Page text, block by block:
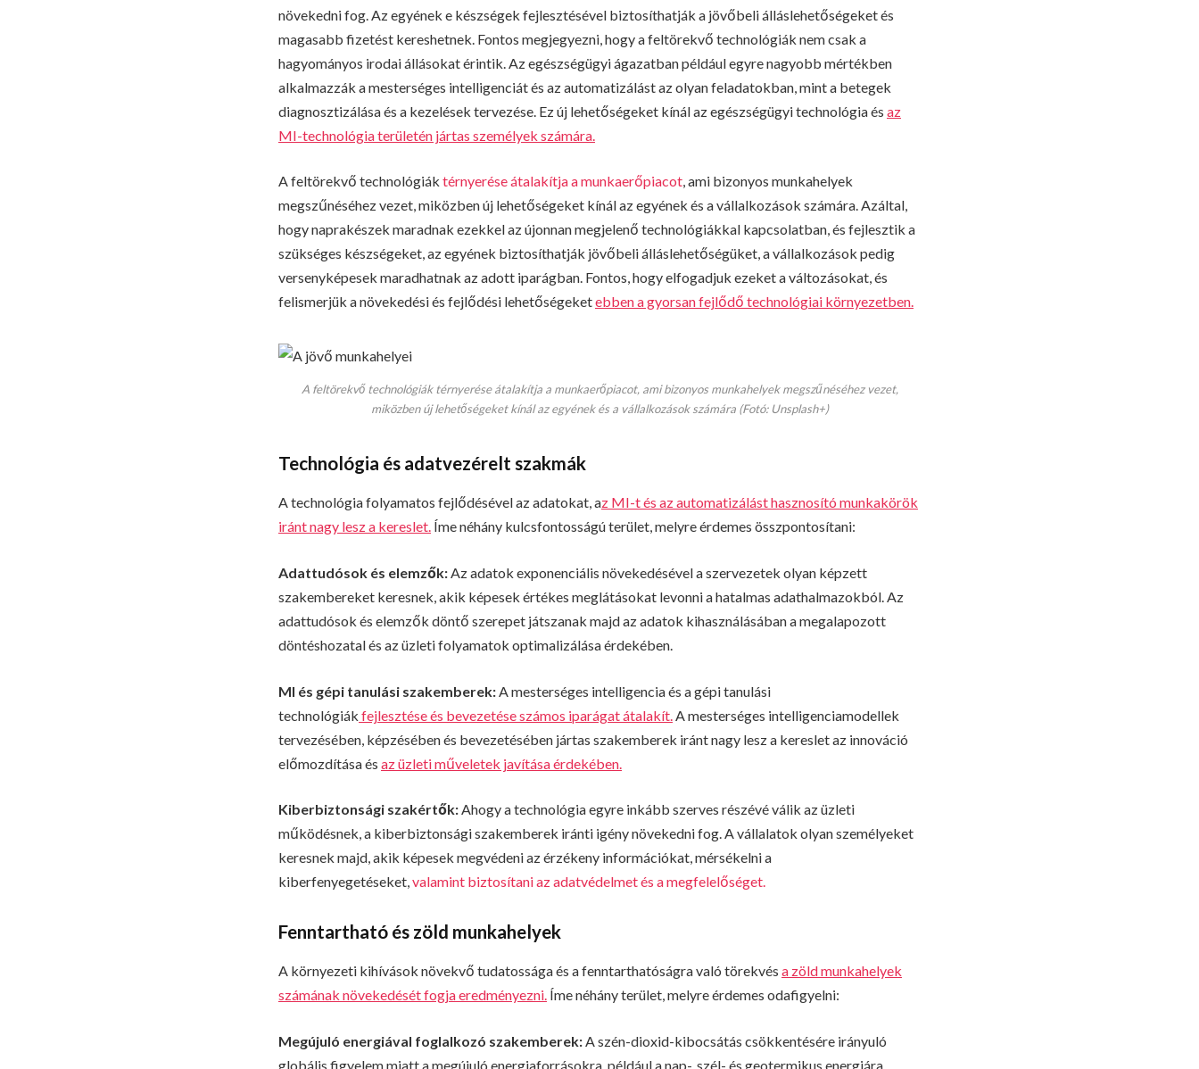
növekedni fog. Az egyének e készségek fejlesztésével biztosíthatják a jövőbeli álláslehetőségeket és
magasabb fizetést kereshetnek. Fontos megjegyezni, hogy a feltörekvő technológiák nem csak a
hagyományos irodai állásokat érintik. Az egészségügyi ágazatban például egyre nagyobb mértékben
alkalmazzák a mesterséges intelligenciát és az automatizálást az olyan feladatokban, mint a betegek
diagnosztizálása és a kezelések tervezése. Ez új lehetőségeket kínál az egészségügyi technológia és az
MI-technológia területén jártas személyek számára.
A feltörekvő technológiák térnyerése átalakítja a munkaerőpiacot, ami bizonyos munkahelyek
megszűnéséhez vezet, miközben új lehetőségeket kínál az egyének és a vállalkozások számára. Azáltal,
hogy naprakészek maradnak ezekkel az újonnan megjelenő technológiákkal kapcsolatban, és fejlesztik a
szükséges készségeket, az egyének biztosíthatják jövőbeli álláslehetőségüket, a vállalkozások pedig
versenyképesek maradhatnak az adott iparágban. Fontos, hogy elfogadjuk ezeket a változásokat, és
felismerjük a növekedési és fejlődési lehetőségeketebben a gyorsan fejlődő technológiai környezetben.
A feltörekvő technológiák térnyerése átalakítja a munkaerőpiacot, ami bizonyos munkahelyek megszűnéséhez vezet,
miközben új lehetőségeket kínál az egyének és a vállalkozások számára (Fotó: Unsplash+)
Technológia és adatvezérelt szakmák
A technológia folyamatos fejlődésével az adatokat, az MI-t és az automatizálást hasznosító munkakörök
iránt nagy lesz a kereslet. Íme néhány kulcsfontosságú terület, melyre érdemes összpontosítani:
Adattudósok és elemzők:Az adatok exponenciális növekedésével a szervezetek olyan képzett
szakembereket keresnek, akik képesek értékes meglátásokat levonni a hatalmas adathalmazokból. Az
adattudósok és elemzők döntő szerepet játszanak majd az adatok kihasználásában a megalapozott
döntéshozatal és az üzleti folyamatok optimalizálása érdekében.
MI és gépi tanulási szakemberek: A mesterséges intelligencia és a gépi tanulási
technológiák fejlesztése és bevezetése számos iparágat átalakít. A mesterséges intelligenciamodellek
tervezésében, képzésében és bevezetésében jártas szakemberek iránt nagy lesz a kereslet az innováció
előmozdítása és az üzleti műveletek javítása érdekében.
Kiberbiztonsági szakértők:Ahogy a technológia egyre inkább szerves részévé válik az üzleti
működésnek, a kiberbiztonsági szakemberek iránti igény növekedni fog. A vállalatok olyan személyeket
keresnek majd, akik képesek megvédeni az érzékeny információkat, mérsékelni a
kiberfenyegetéseket,valamint biztosítani az adatvédelmet és a megfelelőséget.
Fenntartható és zöld munkahelyek
A környezeti kihívások növekvő tudatossága és a fenntarthatóságra való törekvés a zöld munkahelyek
számának növekedését fogja eredményezni. Íme néhány terület, melyre érdemes odafigyelni:
Megújuló energiával foglalkozó szakemberek:A szén-dioxid-kibocsátás csökkentésére irányuló
globális figyelem miatt a megújuló energiaforrásokra, például a nap-, szél- és geotermikus energiára